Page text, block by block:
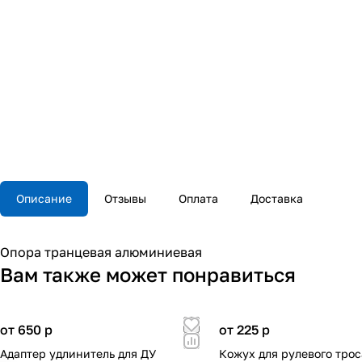
Описание Отзывы Оплата Доставка
Опора транцевая алюминиевая
Вам также может понравиться
от 650 p
Адаптер удлинитель для ДУ
от 225 p
Кожух для рулевого